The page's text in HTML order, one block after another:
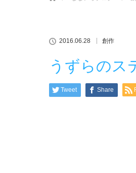
2016.06.28 創作
うずらの
Tweet Share